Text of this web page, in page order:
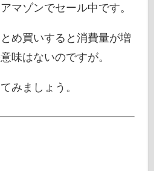
マゾンでセール中です。
め買いすると消費量が増
味はないのですが。
みましょう。